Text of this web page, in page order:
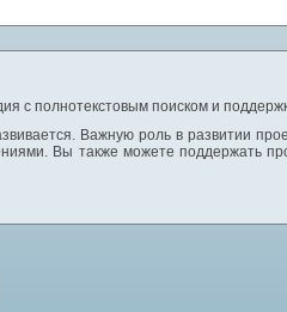
с полнотекстовым поиском и
Важную роль в развитии
Вы также можете поддержать